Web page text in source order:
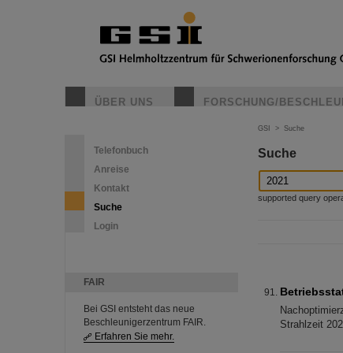
ÜBER UNS FORSCHUNG/
Telefonbuch
Anreise
Kontakt
Suche
Login
FAIR
Bei GSI entsteht das neue
Beschleunigerzentrum FAIR.
Erfahren Sie mehr.
GSI > Suche
Suche
supported query
Strahlzeit